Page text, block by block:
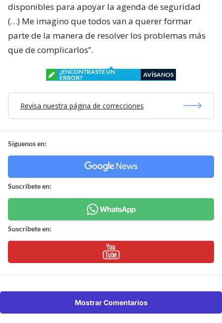
disponibles para apoyar la agenda de seguridad
(…) Me imagino que todos van a querer formar
parte de la manera de resolver los problemas más
que de complicarlos”.
¿ENCONTRASTE UN
ERROR?
AVÍSANOS
Revisa nuestra página de correcciones
Síguenos en:
Suscríbete en:
Suscríbete en:
Mostrar Comentarios